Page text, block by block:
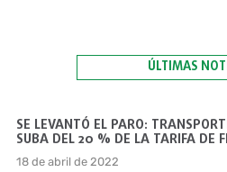
ÚLTIMAS
SE LEVANTÓ EL PARO:
SUBA DEL 20 % DE LA TARIFA DE
18 de abril de 2022